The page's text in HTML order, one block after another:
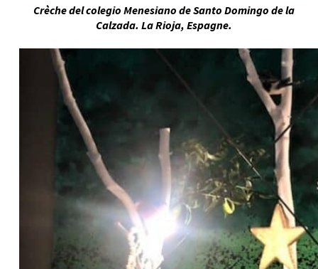
Crèche del colegio Menesiano de Santo Domingo de la
Calzada. La Rioja, Espagne.